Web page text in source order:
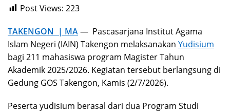
Post Views: 223
TAKENGON | MA— Pascasarjana Institut Agama
Islam Negeri (IAIN) Takengon melaksanakan Yudisium
bagi 211 mahasiswa program Magister Tahun
Akademik 2025/2026. Kegiatan tersebut berlangsung di
Gedung GOS Takengon, Kamis (2/7/2026).
Peserta yudisium berasal dari dua Program Studi